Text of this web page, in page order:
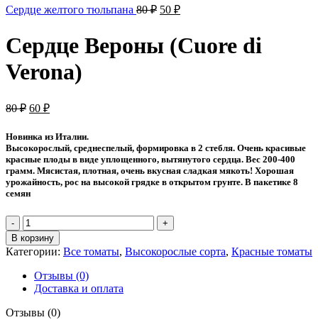
Сердце желтого тюльпана 80₽ Первоначальная
80 ₽.
50 ₽Текущая
Сердце Вероны (Cuore di
Verona)
80₽ Первоначальная
составляла
80 ₽.
60 ₽Текущая
60 ₽.
Новинка из Италии.
Высокорослый, среднеспелый, формировка в 2 стебля. Очень красивые
красные плоды в виде уплощенного, вытянутого сердца. Вес 200-400
грамм. Мясистая, плотная, очень вкусная сладкая мякоть! Хорошая
урожайность, рос на высокой грядке в открытом грунте. В пакетике 8
семян
Количество
товара
Сердце
Вероны
(Cuore
di
Verona)
В корзину
Категории: Все томаты, Высокорослые сорта, Красные томаты
Отзывы (0)
Доставка и оплата
Отзывы (0)